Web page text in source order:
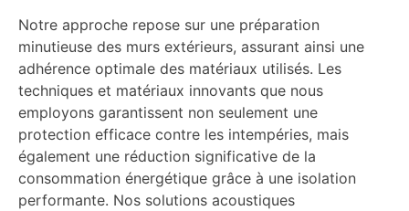
Notre approche repose sur une préparation
minutieuse des murs extérieurs, assurant ainsi une
adhérence optimale des matériaux utilisés. Les
techniques et matériaux innovants que nous
employons garantissent non seulement une
protection efficace contre les intempéries, mais
également une réduction significative de la
consommation énergétique grâce à une isolation
performante. Nos solutions acoustiques